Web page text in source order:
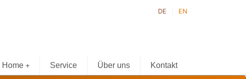
DE EN
+
Home Service Über uns Kontakt